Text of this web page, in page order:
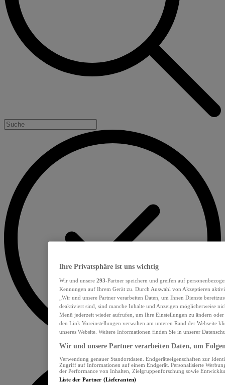
Ihre Privatsphäre ist uns wichtig
Wir und unsere 293-Partner speichern und greifen auf
Kennungen auf Ihrem Gerät zu. Durch Auswahl von Akzeptieren
„Wir und unsere Partner verarbeiten Daten, um Ihnen Dienste
deaktiviert sind, sind manche Inhalte und Anzeigen möglicherweise
Menü jederzeit wieder aufrufen, um Ihre Einstellungen zu ändern
den Link Voreinstellungen verwalten am unteren Rand der Webseite
unseres Website. Weitere Informationen finden Sie in unserer
Wir und unsere Partner verarbeiten Daten, um
Verwendung genauer Standortdaten. Endgeräteeigenschaften zur
Zugriff auf Informationen auf einem Endgerät. Personalisierte
der Performance von Inhalten, Zielgruppenforschung sowie
Liste der Partner (Lieferanten)